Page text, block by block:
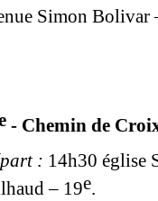
Simon Bolivar
- Chemin de
: 14h30 église
– 19e.